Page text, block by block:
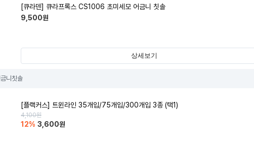
[큐라덴] 큐라프록스 CS1006 초미세모 어금니 칫솔
9,500원
상세보기
니칫솔
[플랙커스] 트윈라인 35개입/75개입/300개입 3종 (택1)
4,100원
12% 3,600원